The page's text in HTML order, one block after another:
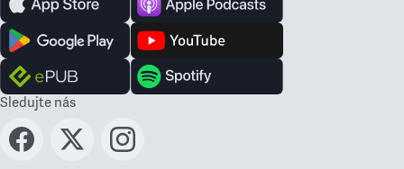
Sledujte nás